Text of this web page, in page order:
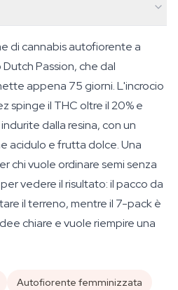
di cannabis autofiorente a
Passion, che dal
appena 75 giorni. L'incrocio
spinge il THC oltre il 20% e
dalla resina, con un
acidulo e frutta dolce. Una
chi vuole ordinare semi senza
vedere il risultato: il pacco da
il terreno, mentre il 7-pack è
chiare e vuole riempire una
Autofiorente femminizzata